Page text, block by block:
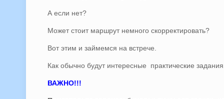
А если нет?
Может стоит маршрут немного скорректировать?
Вот этим и займемся на встрече.
Как обычно будут интересные практические
ВАЖНО!!!